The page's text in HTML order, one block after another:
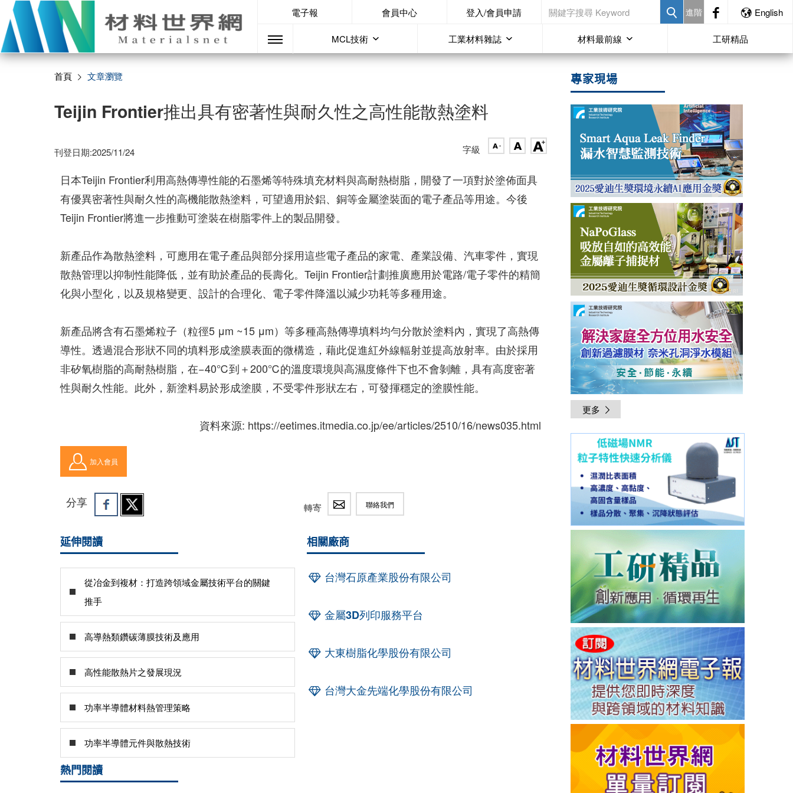
電子報 會員中心 登入/會員申請 進階 English
MCL技術 工業材料雜誌 材料最前線 工研精品
首頁 文章瀏覽
Teijin Frontier推出具有密著性與耐久性之高性能散熱塗料
刊登日期:2025/11/24 字級
日本Teijin Frontier利用高熱傳導性能的石墨烯等特殊填充材料與高耐熱樹脂，開發了一項對於塗佈面具
有優異密著性與耐久性的高機能散熱塗料，可望適用於鋁、銅等金屬塗裝面的電子產品等用途。今後
Teijin Frontier將進一步推動可塗裝在樹脂零件上的製品開發。
新產品作為散熱塗料，可應用在電子產品與部分採用這些電子產品的家電、產業設備、汽車零件，實現
散熱管理以抑制性能降低，並有助於產品的長壽化。Teijin Frontier計劃推廣應用於電路/電子零件的精簡
化與小型化，以及規格變更、設計的合理化、電子零件降溫以減少功耗等多種用途。
新產品將含有石墨烯粒子（粒徑5 μm ~15 μm）等多種高熱傳導填料均勻分散於塗料內，實現了高熱傳
導性。透過混合形狀不同的填料形成塗膜表面的微構造，藉此促進紅外線輻射並提高放射率。由於採用
非矽氧樹脂的高耐熱樹脂，在−40℃到＋200℃的溫度環境與高濕度條件下也不會剝離，具有高度密著
性與耐久性能。此外，新塗料易於形成塗膜，不受零件形狀左右，可發揮穩定的塗膜性能。
資料來源: https://eetimes.itmedia.co.jp/ee/articles/2510/16/news035.html
加入會員
分享 轉寄 聯絡我們
延伸閱讀
從冶金到複材：打造跨領域金屬技術平台的關鍵
推手
高導熱類鑽碳薄膜技術及應用
高性能散熱片之發展現況
功率半導體材料熱管理策略
功率半導體元件與散熱技術
熱門閱讀
相關廠商
台灣石原產業股份有限公司
金屬3D列印服務平台
大東樹脂化學股份有限公司
台灣大金先端化學股份有限公司
專家現場
更多